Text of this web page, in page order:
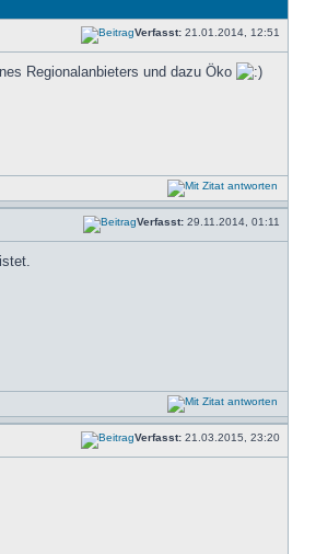
Verfasst: 21.01.2014, 12:51
Regionalanbieters und dazu Öko
Verfasst: 29.11.2014, 01:11
Verfasst: 21.03.2015, 23:20